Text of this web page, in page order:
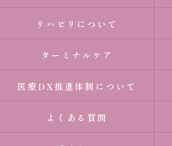
リハビリについて
ターミナルケア
医療DX推進体制について
よくある質問